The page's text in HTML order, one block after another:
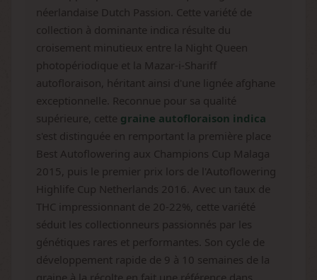
néerlandaise Dutch Passion. Cette variété de
collection à dominante indica résulte du
croisement minutieux entre la Night Queen
photopériodique et la Mazar-i-Shariff
autofloraison, héritant ainsi d'une lignée afghane
exceptionnelle. Reconnue pour sa qualité
supérieure, cette graine autofloraison indica
s'est distinguée en remportant la première place
Best Autoflowering aux Champions Cup Malaga
2015, puis le premier prix lors de l'Autoflowering
Highlife Cup Netherlands 2016. Avec un taux de
THC impressionnant de 20-22%, cette variété
séduit les collectionneurs passionnés par les
génétiques rares et performantes. Son cycle de
développement rapide de 9 à 10 semaines de la
graine à la récolte en fait une référence dans